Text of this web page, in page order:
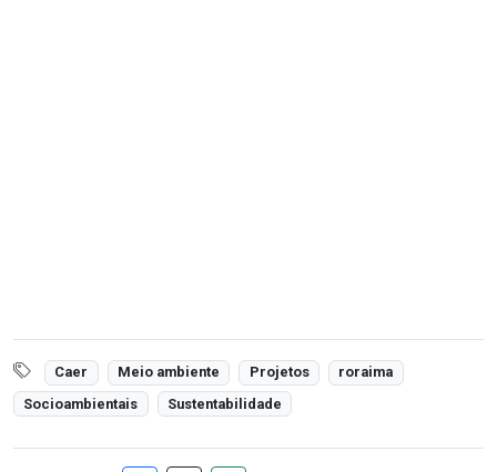
Caer Meio ambiente Projetos
roraima
Socioambientais
Sustentabilidade